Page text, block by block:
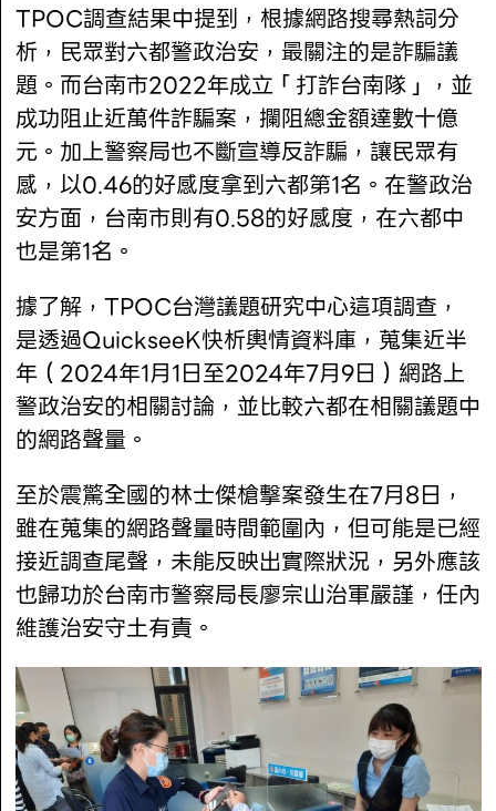
TPOC調查結果中提到，根據網路搜尋熱詞分
析，民眾對六都警政治安，最關注的是詐騙議
題。而台南市2022年成立「打詐台南隊」，並
成功阻止近萬件詐騙案，攔阻總金額達數十億
元。加上警察局也不斷宣導反詐騙，讓民眾有
感，以0.46的好感度拿到六都第1名。在警政治
安方面，台南市則有0.58的好感度，在六都中
也是第1名。
據了解，TPOC台灣議題研究中心這項調查，
是透過QuickseeK快析輿情資料庫，蒐集近半
年（2024年1月1日至2024年7月9日）網路上
警政治安的相關討論，並比較六都在相關議題中
的網路聲量。
至於震驚全國的林士傑槍擊案發生在7月8日，
雖在蒐集的網路聲量時間範圍內，但可能是已經
接近調查尾聲，未能反映出實際狀況，另外應該
也歸功於台南市警察局長廖宗山治軍嚴謹，任內
維護治安守土有責。